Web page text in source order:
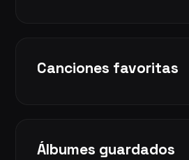
Canciones favoritas
Álbumes guardados